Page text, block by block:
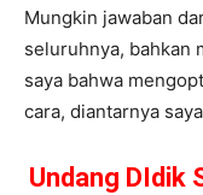
Mungkin jawaban
seluruhnya, bahkan
saya bahwa
cara, diantarnya
Undang DIdik